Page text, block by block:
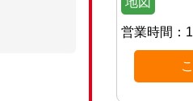
営業時間：